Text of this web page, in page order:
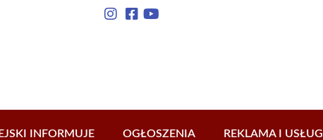
INFORMUJE OGŁOSZENIA REKLAMA I USŁUGI